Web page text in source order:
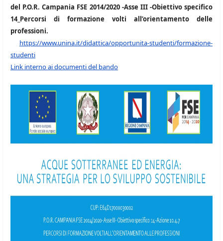
del P.O.R. Campania FSE 2014/2020 -Asse III -Obiettivo specifico
14_Percorsi di formazione volti all’orientamento delle
professioni.
https://www.unina.it/didattica/opportunita-studenti/formazione-
studenti
Link interno ai documenti del bando